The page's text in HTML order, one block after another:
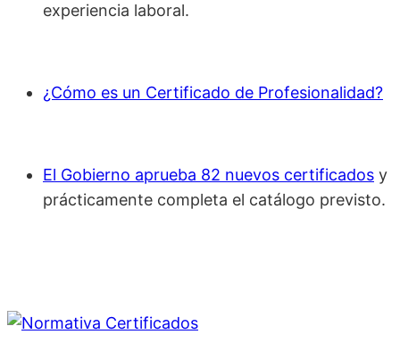
experiencia laboral.
¿Cómo es un Certificado de Profesionalidad?
El Gobierno aprueba 82 nuevos certificados y
prácticamente completa el catálogo previsto.